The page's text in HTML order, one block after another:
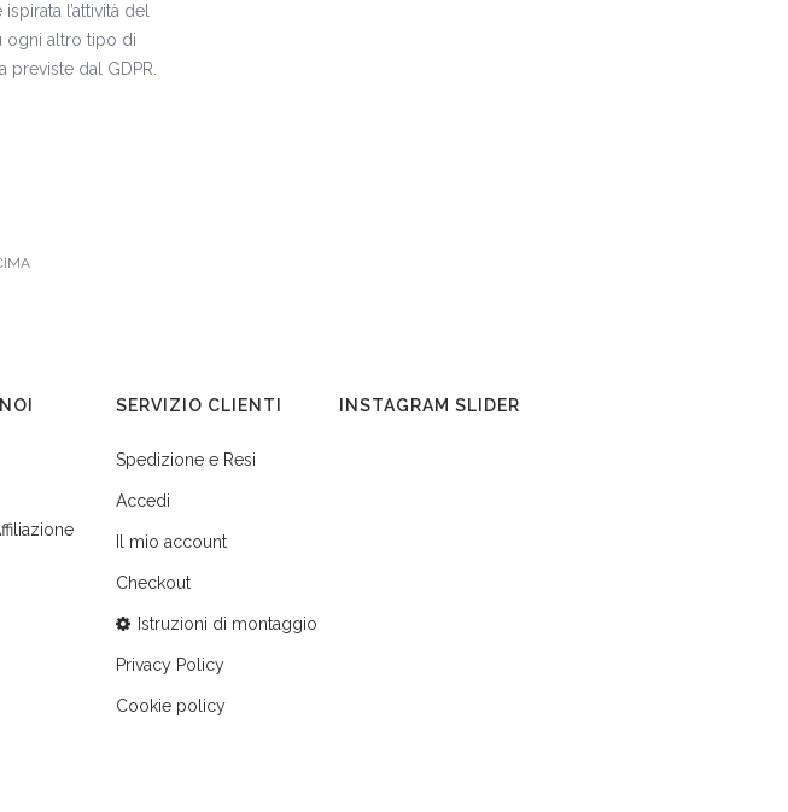
l’attività del
ogni altro tipo di
dal GDPR.
SERVIZIO CLIENTI
Spedizione e Resi
Accedi
Il mio account
Checkout
Istruzioni di montaggio
Privacy Policy
Cookie policy
INSTAGRAM SLIDER